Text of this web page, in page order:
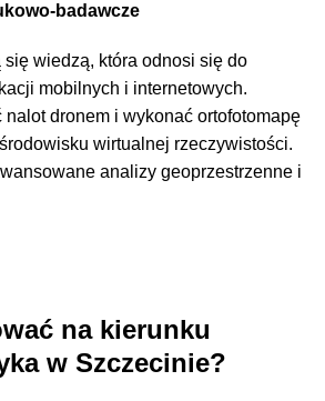
badawcze
wiedzą, która odnosi się do
mobilnych i internetowych.
nalot dronem i wykonać ortofotomapę
wirtualnej rzeczywistości.
analizy geoprzestrzenne i
na kierunku
w Szczecinie?